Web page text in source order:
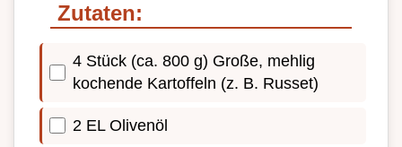
Zutaten:
4 Stück (ca. 800 g) Große, mehlig
kochende Kartoffeln (z. B. Russet)
2 EL Olivenöl